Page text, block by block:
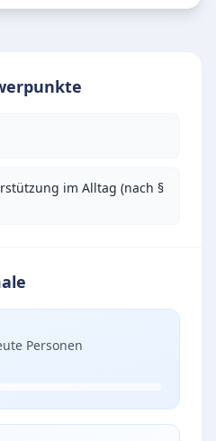
im Alltag (nach §
Personen